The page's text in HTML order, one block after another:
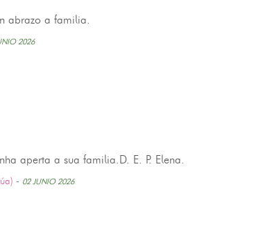
abrazo a familia.
2026
aperta a sua familia.D. E. P. Elena.
- 02 JUNIO 2026